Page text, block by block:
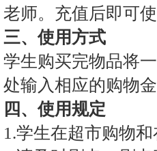
老师。充值后即可使
三、使用方式
学生购买完物品将
处输入相应的购物
四、使用规定
1.学生在超市购物